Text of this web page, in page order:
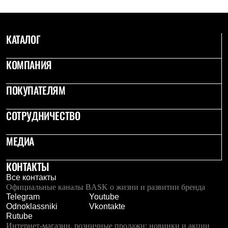
Головные уборы
Балаклавы и маски
Кепки и бейсболки
Шарфы
Панамы
Перчатки и рукавицы
Перчатки
Носки
Полезные аксессуары
Ремни
Шевроны
Опушки
Термоковрики
Уход за одеждой
В Арктику
Коллекции
КАТАЛОГ
КОМПАНИЯ
ПОКУПАТЕЛЯМ
СОТРУДНИЧЕСТВО
МЕДИА
КОНТАКТЫ
Все контакты
Официальные каналы BASK о жизни и развитии бренда
Telegram
Youtube
Odnoklassniki
Vkontakte
Rutube
Интернет-магазин, розничные продажи: новинки и акции